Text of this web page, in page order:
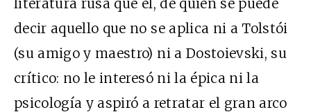
literatura rusa que él, de quien se puede
decir aquello que no se aplica ni a Tolstói
(su amigo y maestro) ni a Dostoievski, su
crítico: no le interesó ni la épica ni la
psicología y aspiró a retratar el gran arco